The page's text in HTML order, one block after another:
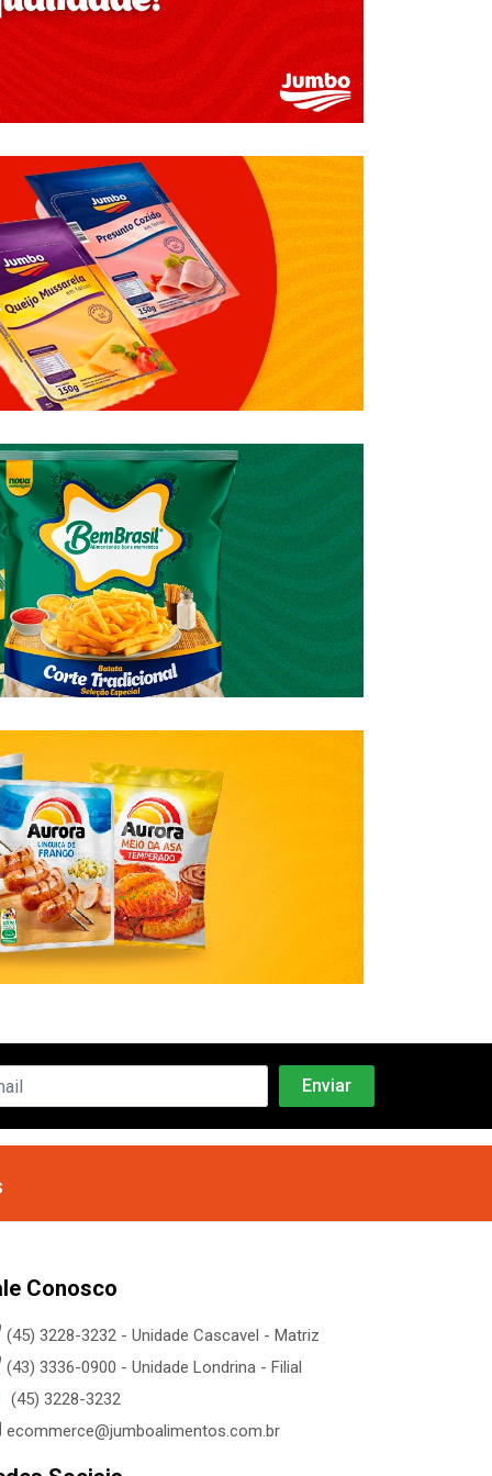
Conosco
(45) 3228-3232 - Unidade Cascavel - Matriz
(43) 3336-0900 - Unidade Londrina - Filial
(45) 3228-3232
ecommerce@jumboalimentos.com.br